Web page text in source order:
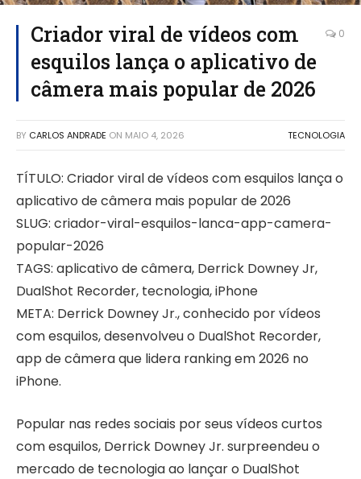
Criador viral de vídeos com
esquilos lança o aplicativo de
câmera mais popular de 2026
0
BY CARLOS ANDRADE ON MAIO 4, 2026 TECNOLOGIA
TÍTULO: Criador viral de vídeos com esquilos lança o
aplicativo de câmera mais popular de 2026
SLUG: criador-viral-esquilos-lanca-app-camera-
popular-2026
TAGS: aplicativo de câmera, Derrick Downey Jr,
DualShot Recorder, tecnologia, iPhone
META: Derrick Downey Jr., conhecido por vídeos
com esquilos, desenvolveu o DualShot Recorder,
app de câmera que lidera ranking em 2026 no
iPhone.
Popular nas redes sociais por seus vídeos curtos
com esquilos, Derrick Downey Jr. surpreendeu o
mercado de tecnologia ao lançar o DualShot